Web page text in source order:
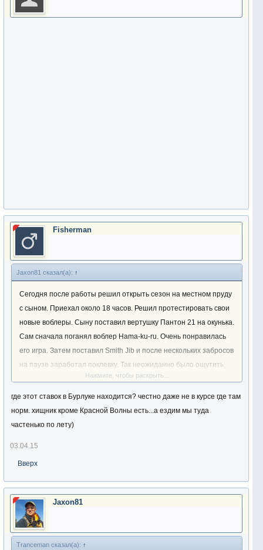
Fisherman
Jaxon81 сказал(а): ↑
Сегодня после работы решил открыть сезон на местном пруду
с сыном. Приехал около 18 часов. Решил протестировать свои
новые воблеры. Сыну поставил вертушку Пантон 21 на окунька.
Сам сначала поганял воблер Hama-ku-ru. Очень понравилась
его игра. Затем поставил Smith Jib и после нескольких забросов
на паузе заработал поклевку. Так неожиданно было ощутить,
что леску кто-то тянет и запоздал с подсечкой. Больше
поклевки не последовало. Вскоре начало темнеть и мы уехали
домой.
Нажмите, чтобы раскрыть...
где этот ставок в Бурлуке находится? честно даже не в курсе где там
норм. хищник кроме Красной Волны есть...а ездим мы туда
частенько по лету)
03.04.15
Вверх
Jaxon81
Tranceman сказал(а): ↑